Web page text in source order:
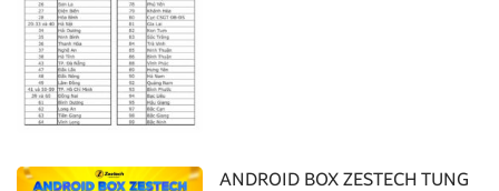
ANDROID BOX ZESTECH TUNG